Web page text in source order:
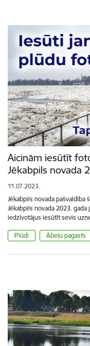
Aicinām iesūtīt
Jēkabpils novada
11.07.2023.
Jēkabpils novada
Jēkabpils novada 2023.
iedzīvotājus iesūtīt sevis
Plūdi Ābeļu pagasts